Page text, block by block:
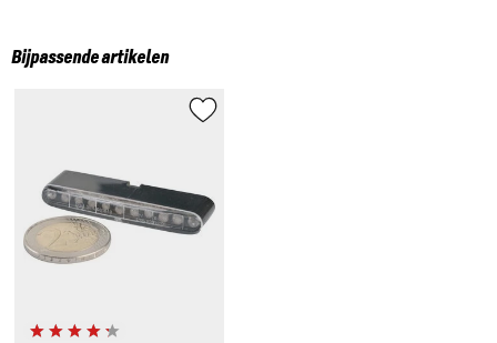
Bijpassende artikelen